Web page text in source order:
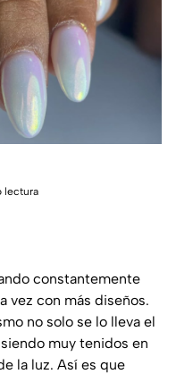
lectura
constantemente
vez con más diseños.
no solo se lo lleva el
muy tenidos en
la luz. Así es que